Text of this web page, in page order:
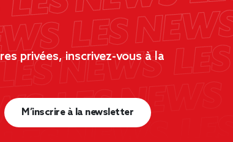
privées, inscrivez-vous à la
M’inscrire à la newsletter